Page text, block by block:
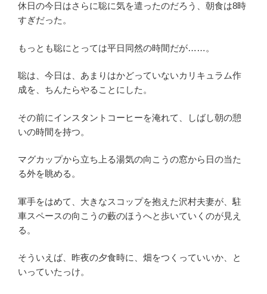
休日の今日はさらに聡に気を遣ったのだろう、朝食は8時
すぎだった。
もっとも聡にとっては平日同然の時間だが……。
聡は、今日は、あまりはかどっていないカリキュラム作
成を、ちんたらやることにした。
その前にインスタントコーヒーを淹れて、しばし朝の憩
いの時間を持つ。
マグカップから立ち上る湯気の向こうの窓から日の当た
る外を眺める。
軍手をはめて、大きなスコップを抱えた沢村夫妻が、駐
車スペースの向こうの藪のほうへと歩いていくのが見え
る。
そういえば、昨夜の夕食時に、畑をつくっていいか、と
いっていたっけ。